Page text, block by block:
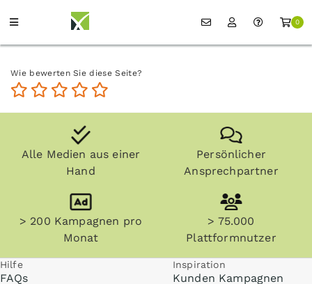
0
Wie bewerten Sie diese Seite?
Alle Medien aus einer
Hand
Persönlicher
Ansprechpartner
> 200 Kampagnen pro
Monat
> 75.000
Plattformnutzer
Hilfe
FAQs
Inspiration
Kunden Kampagnen